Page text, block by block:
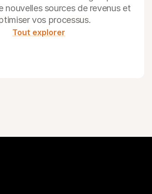
nouvelles sources de revenus et
vos processus.
Tout explorer